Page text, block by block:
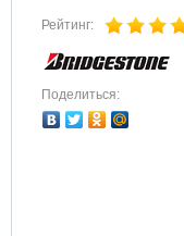
Рейтинг:
Поделиться: